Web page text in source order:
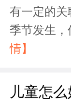
有一定的
季节发生，
情】